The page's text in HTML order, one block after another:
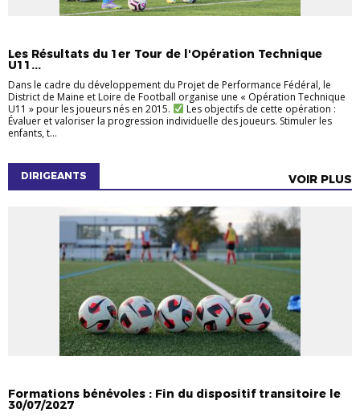
Les Résultats du 1er Tour de l'Opération Technique
U11...
Dans le cadre du développement du Projet de Performance Fédéral, le
District de Maine et Loire de Football organise une « Opération Technique
U11 » pour les joueurs nés en 2015.
Les objectifs de cette opération :
Évaluer et valoriser la progression individuelle des joueurs. Stimuler les
enfants, t...
DIRIGEANTS VOIR PLUS
Formations bénévoles : Fin du dispositif transitoire le
30/07/2027